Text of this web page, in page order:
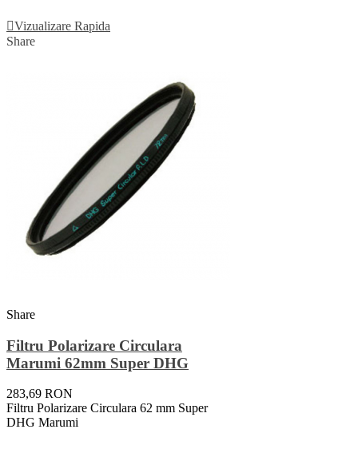
Vizualizare Rapida
Share
Share
Filtru Polarizare Circulara
Marumi 62mm Super DHG
283,69 RON
Filtru Polarizare Circulara 62 mm Super
DHG Marumi